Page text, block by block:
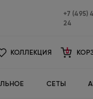
+7 (495)
24
КОЛЛЕКЦИЯ
СЕТЫ